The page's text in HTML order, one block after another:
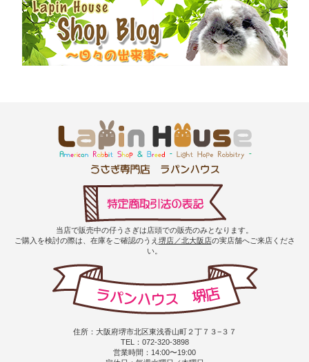
当店で販売中の仔うさぎは店頭での販売のみとなります。
ご購入を検討の際は、在庫をご確認のうえ 堺店／北大阪店の実店舗へご来店くださ
い。
住所：大阪府堺市北区東浅香山町２丁７３−３７
TEL：072-320-3898
営業時間：14:00〜19:00